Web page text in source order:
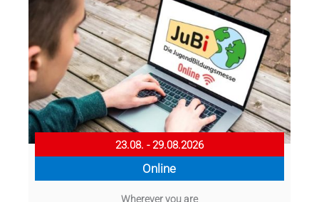
23.08. - 29.08.2026
Online
Wherever you are